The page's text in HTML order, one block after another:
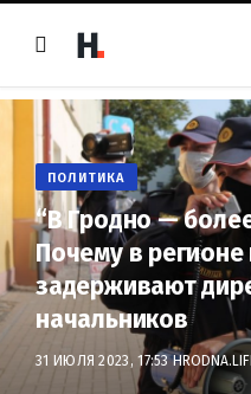
ПОЛИТИКА
“В Гродно —
Почему в
задерживают
начальников
31 ИЮЛЯ 2023, 17:53